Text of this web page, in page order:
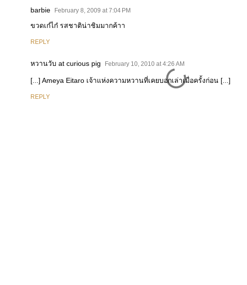
barbie February 8, 2009 at 7:04 PM
ขวดเก๋ไก๋ รสชาติน่าชิมมากค้าา
REPLY
หวานวับ at curious pig February 10, 2010 at 4:26 AM
[...] Ameya Eitaro เจ้าแห่งความหวานที่เคยบอกเล่าเมื่อครั้งก่อน [...]
REPLY